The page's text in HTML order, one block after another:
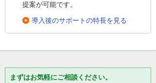
提案が可能です。
導入後のサポートの特長を見る
まずはお気軽にご相談ください。